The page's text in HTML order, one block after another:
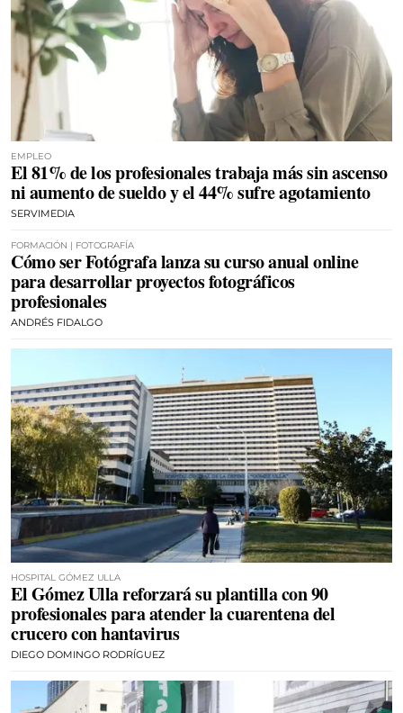
EMPLEO
El 81% de los profesionales trabaja más sin ascenso
ni aumento de sueldo y el 44% sufre agotamiento
SERVIMEDIA
FORMACIÓN | FOTOGRAFÍA
Cómo ser Fotógrafa lanza su curso anual online
para desarrollar proyectos fotográficos
profesionales
ANDRÉS FIDALGO
HOSPITAL GÓMEZ ULLA
El Gómez Ulla reforzará su plantilla con 90
profesionales para atender la cuarentena del
crucero con hantavirus
DIEGO DOMINGO RODRÍGUEZ